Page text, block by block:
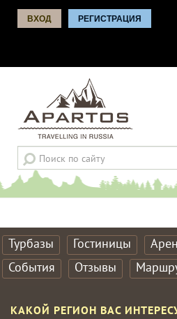
ВХОД РЕГИСТРАЦИЯ
Турбазы Гостиницы
События
Отзывы
КАКОЙ РЕГИОН ВАС